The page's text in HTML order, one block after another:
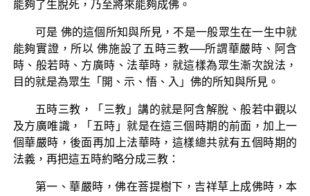
能夠了生脫死，乃至將來能夠成佛。
可是 佛的這個所知與所見，不是一般眾生在一生中就
能夠實證，所以 佛施設了五時三教──所謂華嚴時、阿含
時、般若時、方廣時、法華時，就這樣為眾生漸次說法，
目的就是為眾生「開、示、悟、入」佛的所知與所見。
五時三教，「三教」講的就是阿含解脫、般若中觀以
及方廣唯識，「五時」就是在這三個時期的前面，加上一
個華嚴時，後面再加上法華時，這樣總共就有五個時期的
法義，再把這五時約略分成三教：
第一、華嚴時，佛在菩提樹下，吉祥草上成佛時，本